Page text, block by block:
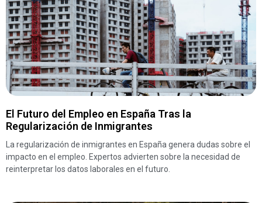
El Futuro del Empleo en España Tras la
Regularización de Inmigrantes
La regularización de inmigrantes en España genera dudas sobre el
impacto en el empleo. Expertos advierten sobre la necesidad de
reinterpretar los datos laborales en el futuro.